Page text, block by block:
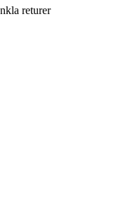
returer